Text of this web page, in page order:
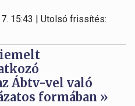
15:43 | Utolsó frissítés:
Ábtv-vel való
formában »